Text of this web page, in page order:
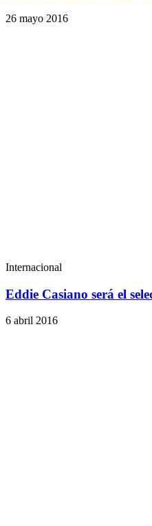
26 mayo 2016
Internacional
Eddie Casiano será el
6 abril 2016